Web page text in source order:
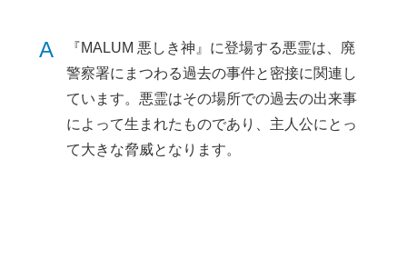
A
『MALUM 悪しき神』に登場する悪霊は、廃
警察署にまつわる過去の事件と密接に関連し
ています。悪霊はその場所での過去の出来事
によって生まれたものであり、主人公にとっ
て大きな脅威となります。